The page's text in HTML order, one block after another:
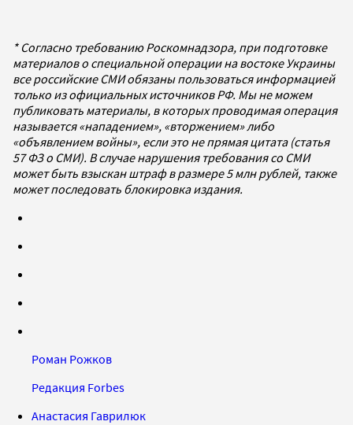
* Согласно требованию Роскомнадзора, при подготовке
материалов о специальной операции на востоке Украины
все российские СМИ обязаны пользоваться информацией
только из официальных источников РФ. Мы не можем
публиковать материалы, в которых проводимая операция
называется «нападением», «вторжением» либо
«объявлением войны», если это не прямая цитата (статья
57 ФЗ о СМИ). В случае нарушения требования со СМИ
может быть взыскан штраф в размере 5 млн рублей, также
может последовать блокировка издания.
Роман Рожков
Редакция Forbes
Анастасия Гаврилюк